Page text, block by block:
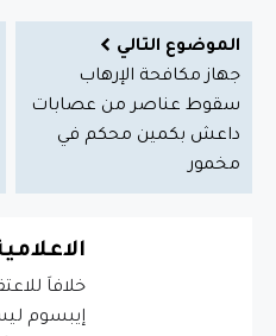
الموضوع التالي
جهاز مكافحة الإرهاب
سقوط عناصر من عصابات
داعش بكمين محكم في
مخمور
خلافاَ
إيبسوم